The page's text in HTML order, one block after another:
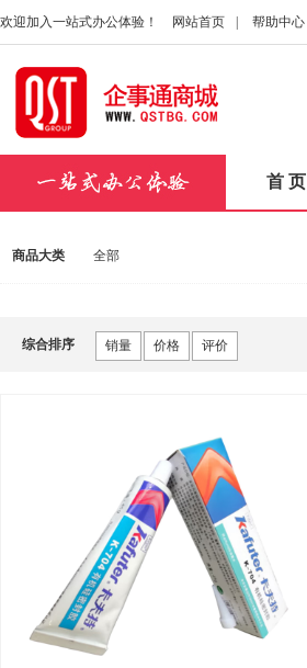
欢迎加入一站式办公体验！ 网站首页 帮助中心
首 页
商品大类 全部
综合排序 销量 价格 评价